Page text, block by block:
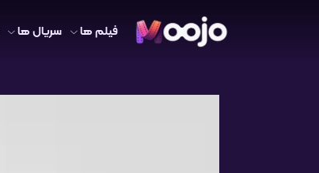
فیلم ها سریال ها